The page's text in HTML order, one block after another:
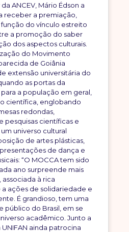
ANCEV, Mário Édson a
receber a premiação,
do vínculo estreito
a promoção do saber
dos aspectos culturais.
do Movimento
de Goiânia
extensão universitária do
as portas da
a população em geral,
científica, englobando
redondas,
pesquisas científicas e
universo cultural
de artes plásticas,
de dança e
“O MOCCA tem sido
ano surpreende mais
à rica
ações de solidariedade e
É grandioso, tem uma
público do Brasil, em se
acadêmico. Junto a
ainda patrocina